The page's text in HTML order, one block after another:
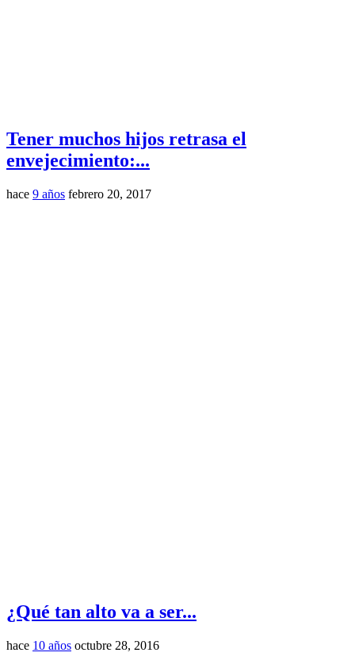
Tener muchos hijos retrasa el
envejecimiento:...
hace 9 años febrero 20, 2017
¿Qué tan alto va a ser...
hace 10 años octubre 28, 2016